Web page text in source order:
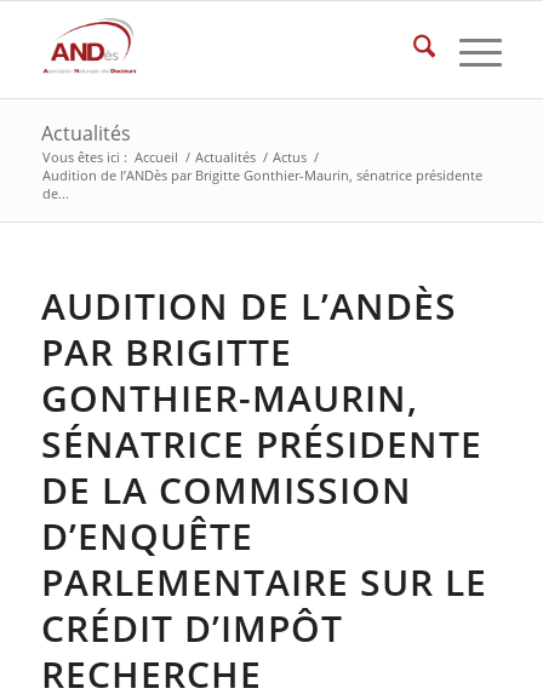
Actualités
Vous êtes ici : Accueil / Actualités / Actus /
Audition de l’ANDès par Brigitte Gonthier-Maurin, sénatrice présidente
de...
AUDITION DE L’ANDÈS
PAR BRIGITTE
GONTHIER-MAURIN,
SÉNATRICE PRÉSIDENTE
DE LA COMMISSION
D’ENQUÊTE
PARLEMENTAIRE SUR LE
CRÉDIT D’IMPÔT
RECHERCHE